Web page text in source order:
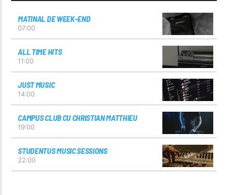
MATINAL DE WEEK-END
07:00
ALL TIME HITS
11:00
JUST MUSIC
14:00
CAMPUS CLUB CU CHRISTIAN MATTHIEU
19:00
STUDENTUS MUSIC SESSIONS
22:00